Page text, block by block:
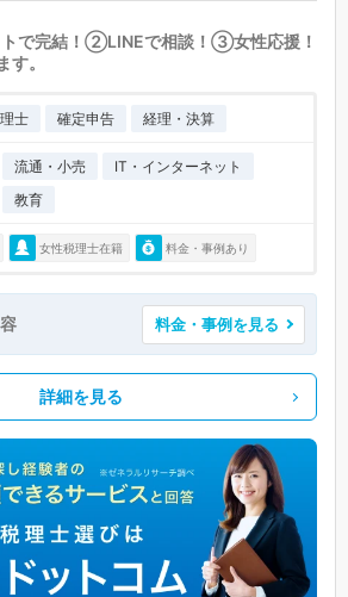
で完結！②LINEで相談！③女性応援！
す。
士 確定申告 経理・決算
流通・小売
IT・インターネット
教育
女性税理士在籍 料金・事例あり
料金・事例を見る
詳細を見る